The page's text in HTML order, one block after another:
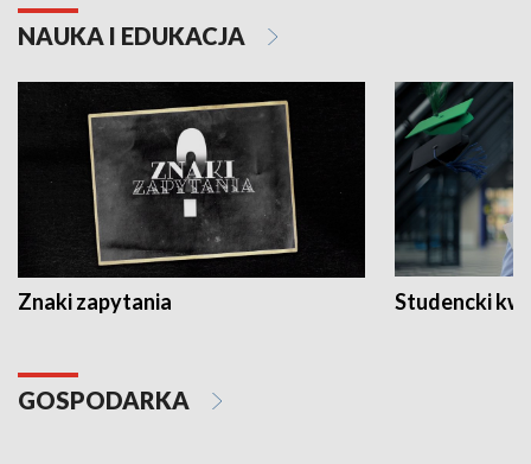
NAUKA I EDUKACJA
Znaki zapytania Studencki
GOSPODARKA